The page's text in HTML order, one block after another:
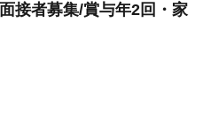
接者募集/賞与年2回・家